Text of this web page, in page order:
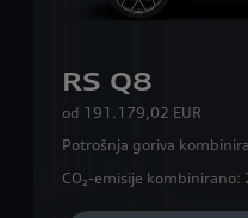
RS Q8
od 191.179,02 EUR
Potrošnja goriva
CO₂-emisije kombinirano: